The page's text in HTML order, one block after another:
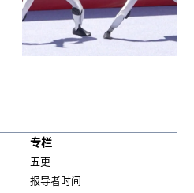
专栏
五更
报导者时间